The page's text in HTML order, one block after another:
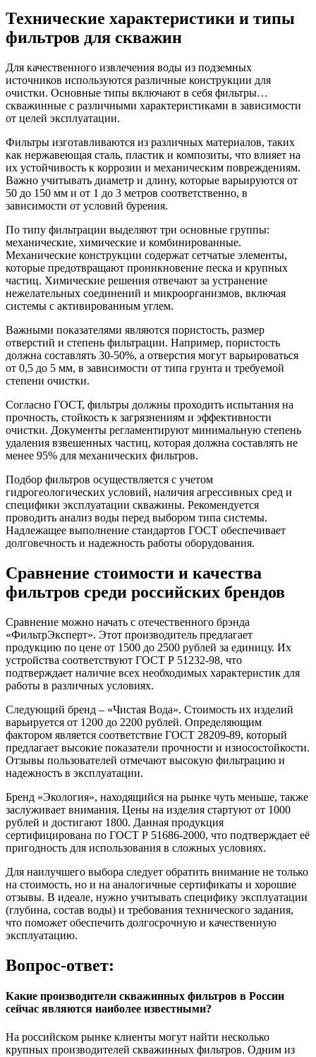
Технические характеристики и типы
фильтров для скважин
Для качественного извлечения воды из подземных
источников используются различные конструкции для
очистки. Основные типы включают в себя фильтры…
скважинные с различными характеристиками в зависимости
от целей эксплуатации.
Фильтры изготавливаются из различных материалов, таких
как нержавеющая сталь, пластик и композиты, что влияет на
их устойчивость к коррозии и механическим повреждениям.
Важно учитывать диаметр и длину, которые варьируются от
50 до 150 мм и от 1 до 3 метров соответственно, в
зависимости от условий бурения.
По типу фильтрации выделяют три основные группы:
механические, химические и комбинированные.
Механические конструкции содержат сетчатые элементы,
которые предотвращают проникновение песка и крупных
частиц. Химические решения отвечают за устранение
нежелательных соединений и микроорганизмов, включая
системы с активированным углем.
Важными показателями являются пористость, размер
отверстий и степень фильтрации. Например, пористость
должна составлять 30-50%, а отверстия могут варьироваться
от 0,5 до 5 мм, в зависимости от типа грунта и требуемой
степени очистки.
Согласно ГОСТ, фильтры должны проходить испытания на
прочность, стойкость к загрязнениям и эффективности
очистки. Документы регламентируют минимальную степень
удаления взвешенных частиц, которая должна составлять не
менее 95% для механических фильтров.
Подбор фильтров осуществляется с учетом
гидрогеологических условий, наличия агрессивных сред и
специфики эксплуатации скважины. Рекомендуется
проводить анализ воды перед выбором типа системы.
Надлежащее выполнение стандартов ГОСТ обеспечивает
долговечность и надежность работы оборудования.
Сравнение стоимости и качества
фильтров среди российских брендов
Сравнение можно начать с отечественного брэнда
«ФильтрЭксперт». Этот производитель предлагает
продукцию по цене от 1500 до 2500 рублей за единицу. Их
устройства соответствуют ГОСТ Р 51232-98, что
подтверждает наличие всех необходимых характеристик для
работы в различных условиях.
Следующий бренд – «Чистая Вода». Стоимость их изделий
варьируется от 1200 до 2200 рублей. Определяющим
фактором является соответствие ГОСТ 28209-89, который
предлагает высокие показатели прочности и износостойкости.
Отзывы пользователей отмечают высокую фильтрацию и
надежность в эксплуатации.
Бренд «Экология», находящийся на рынке чуть меньше, также
заслуживает внимания. Цены на изделия стартуют от 1000
рублей и достигают 1800. Данная продукция
сертифицирована по ГОСТ Р 51686-2000, что подтверждает её
пригодность для использования в сложных условиях.
Для наилучшего выбора следует обратить внимание не только
на стоимость, но и на аналогичные сертификаты и хорошие
отзывы. В идеале, нужно учитывать специфику эксплуатации
(глубина, состав воды) и требования технического задания,
что поможет обеспечить долгосрочную и качественную
эксплуатацию.
Вопрос-ответ:
Какие производители скважинных фильтров в России
сейчас являются наиболее известными?
На российском рынке клиенты могут найти несколько
крупных производителей скважинных фильтров. Одним из